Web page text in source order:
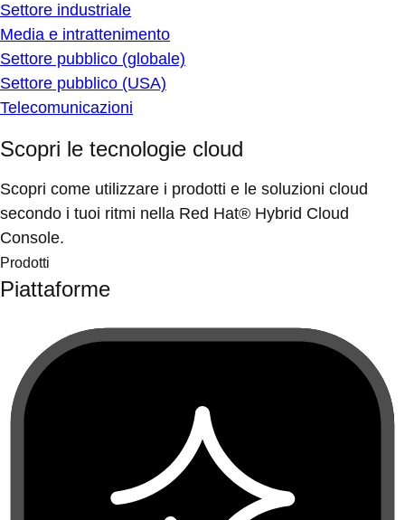
Settore industriale
Media e intrattenimento
Settore pubblico (globale)
Settore pubblico (USA)
Telecomunicazioni
Scopri le tecnologie cloud
Scopri come utilizzare i prodotti e le soluzioni cloud
secondo i tuoi ritmi nella Red Hat® Hybrid Cloud
Console.
Prodotti
Piattaforme